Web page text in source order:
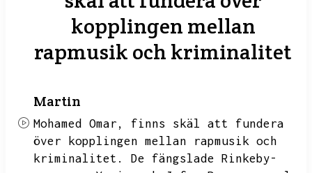
kopplingen mellan
rapmusik och kriminalitet
Martin
Mohamed Omar,
finns skäl att fundera
över kopplingen mellan rapmusik och
kriminalitet.
De fängslade Rinkeby-